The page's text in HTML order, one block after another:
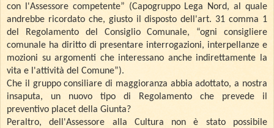
con l'Assessore competente” (Capogruppo Lega Nord, al quale
andrebbe ricordato che, giusto il disposto dell'art. 31 comma 1
del Regolamento del Consiglio Comunale, “ogni consigliere
comunale ha diritto di presentare interrogazioni, interpellanze e
mozioni su argomenti che interessano anche indirettamente la
vita e l'attività del Comune”).
Che il gruppo consiliare di maggioranza abbia adottato, a nostra
insaputa, un nuovo tipo di Regolamento che prevede il
preventivo placet della Giunta?
Peraltro, dell'Assessore alla Cultura non è stato possibile